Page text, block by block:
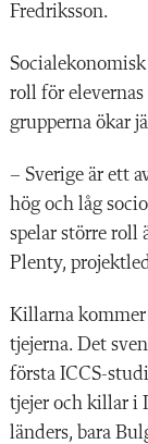
Fredriksson.
roll för
grupperna ökar
– Sverige är ett
hög och låg
spelar större roll
Plenty,
Killarna kommer
tjejerna. Det
första ICCS-
tjejer och killar i
länders, bara